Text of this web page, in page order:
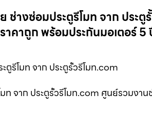
ช่างซ่อมประตูรีโมท จาก ประตู
คาถูก พร้อมประกันมอเตอร์ 5
รีโมท จาก ประตูรั้วรีโมท.com
ท จาก ประตูรั้วรีโมท.com ศูนย์รวมงาน